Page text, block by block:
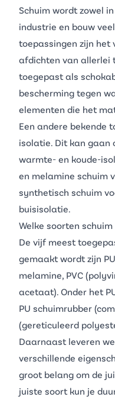
Schuim wordt zowel
industrie en bouw
toepassingen zijn het
afdichten van allerlei
toegepast als
bescherming tegen
elementen die het
Een andere bekende
isolatie. Dit kan gaan
warmte- en koude-
en melamine schuim
synthetisch schuim
buisisolatie.
Welke soorten schuim
De vijf meest
gemaakt wordt zijn PU
melamine, PVC
acetaat). Onder het
PU schuimrubber
(gereticuleerd
Daarnaast leveren
verschillende
groot belang om de
juiste soort kun je